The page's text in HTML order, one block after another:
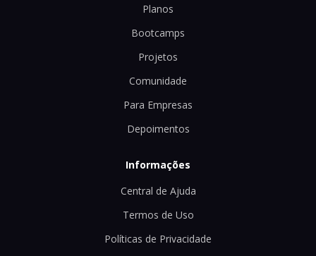
Planos
Bootcamps
Projetos
Comunidade
Para Empresas
Depoimentos
Informações
Central de Ajuda
Termos de Uso
Políticas de Privacidade